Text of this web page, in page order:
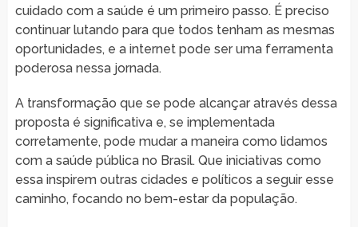
cuidado com a saúde é um primeiro passo. É preciso
continuar lutando para que todos tenham as mesmas
oportunidades, e a internet pode ser uma ferramenta
poderosa nessa jornada.
A transformação que se pode alcançar através dessa
proposta é significativa e, se implementada
corretamente, pode mudar a maneira como lidamos
com a saúde pública no Brasil. Que iniciativas como
essa inspirem outras cidades e políticos a seguir esse
caminho, focando no bem-estar da população.